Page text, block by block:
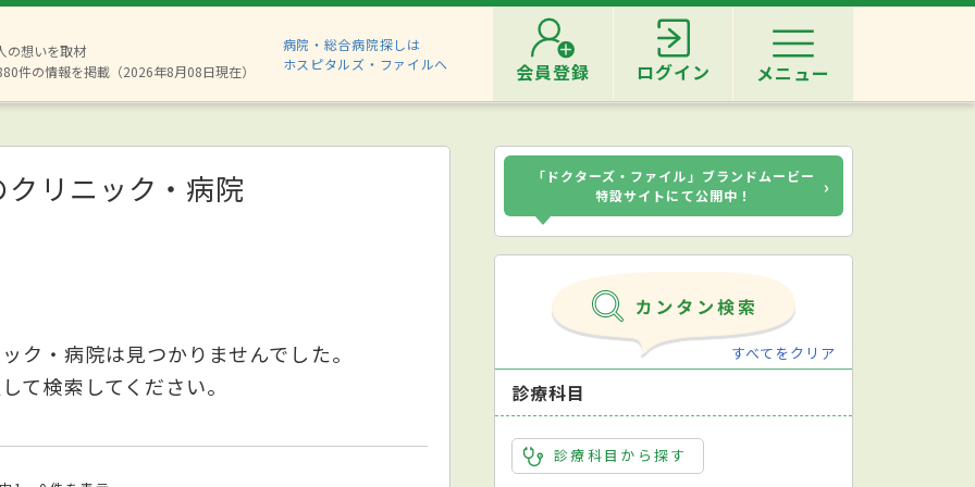
の想いを取材
件の情報を掲載（2026年8月08日現在）
病院・総合病院探しは
ホスピタルズ・ファイルへ
会員登録 ログイン メニュー
クリニック・病院
ク・病院は見つかりませんでした。
て検索してください。
「ドクターズ・ファイル」ブランドムービー
特設サイトにて公開中！
›
すべてをクリア
診療科目
診療科目から探す